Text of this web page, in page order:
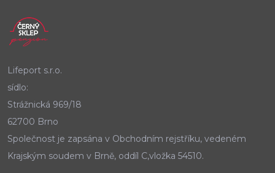
Lifeport s.r.o.
sídlo:
Strážnická 969/18
62700 Brno
Společnost je zapsána v Obchodním rejstříku, vedeném
Krajským soudem v Brně, oddíl C,vložka 54510.